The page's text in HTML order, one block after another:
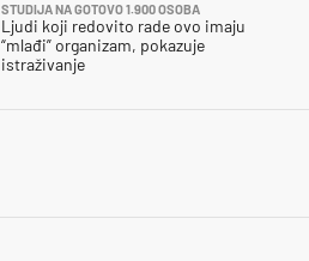
STUDIJA NA GOTOVO 1.900 OSOBA
Ljudi koji redovito rade ovo imaju
“mlađi” organizam, pokazuje
istraživanje